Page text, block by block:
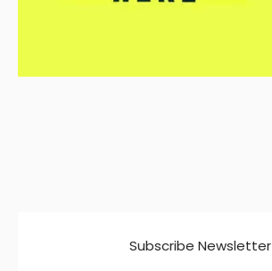
Subscribe Newsletter